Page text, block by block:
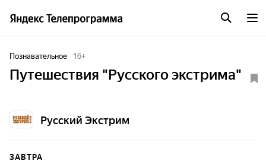
Познавательное 16+
Путешествия "Русского экстрима"
Русский Экстрим
ЗАВТРА